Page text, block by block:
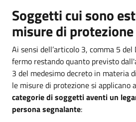
Soggetti cui sono
misure di protezione
Ai sensi dell’articolo 3, comma 5 del
fermo restando quanto previsto
3 del medesimo decreto in materia
le misure di protezione si applicano
categorie di soggetti aventi un
persona segnalante: